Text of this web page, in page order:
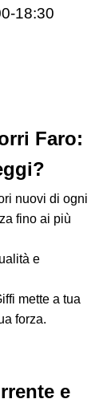
18:30
Faro:
nuovi di ogni
fino ai più
e
mette a tua
forza.
e